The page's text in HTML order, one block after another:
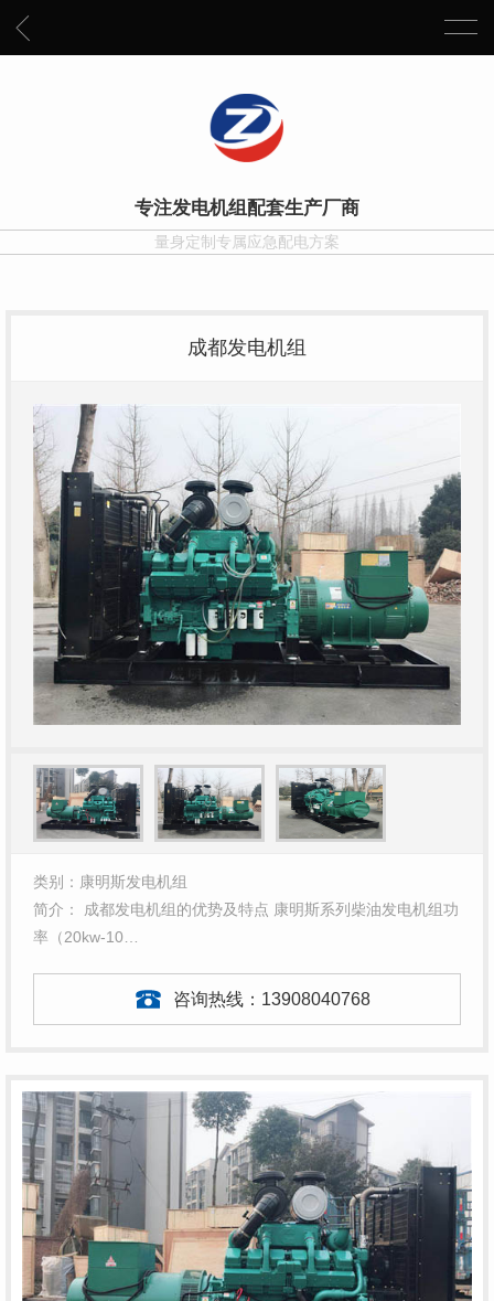
专注发电机组配套生产厂商
量身定制专属应急配电方案
成都发电机组
类别：康明斯发电机组
简介： 成都发电机组的优势及特点 康明斯系列柴油发电机组功
率（20kw-10…
咨询热线： 13908040768